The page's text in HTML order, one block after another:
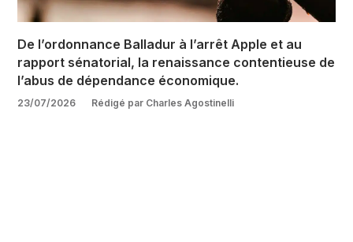
De l’ordonnance Balladur à l’arrêt Apple et au
rapport sénatorial, la renaissance contentieuse de
l’abus de dépendance économique.
23/07/2026 Rédigé par Charles Agostinelli